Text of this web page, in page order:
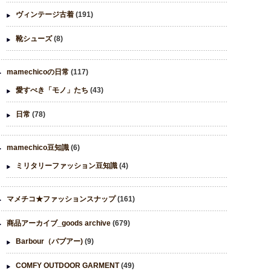
ヴィンテージ古着 (191)
靴シューズ(8)
mamechicoの日常 (117)
愛すべき「モノ」たち (43)
日常 (78)
mamechico豆知識 (6)
ミリタリーファッション豆知識 (4)
マメチコ★ファッションスナップ(161)
商品アーカイブ_goods archive (679)
Barbour（バブアー) (9)
COMFY OUTDOOR GARMENT(49)